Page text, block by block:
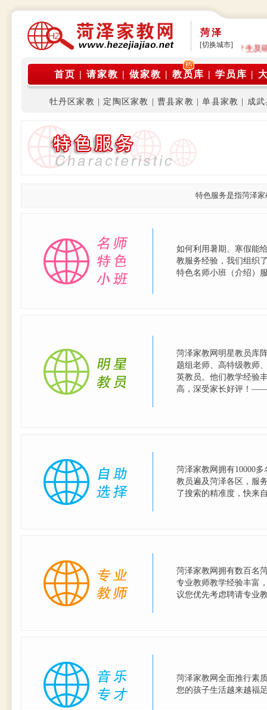
菏泽
[切换城市]
公告: 本平台是由在校大学生家教团体运营，旨为在校大学生及
首页 | 请家教 | 做家教 | 教员库 | 学员库 |
牡丹区家教 定陶区家教 |曹县家教 |单县家教 成
特色服务是指菏泽
如何利用暑期、寒假能
教服务经验，我们组织
特色名师小班（介绍
菏泽家教网明星教员库
题组老师、高特级教师
英教员。他们教学经验
高，深受家长好评！
菏泽家教网拥有10000
教员遍及菏泽各区，服
了搜索的精准度，快来
菏泽家教网拥有数百名
专业教师教学经验丰富
议您优先考虑聘请专
菏泽家教网全面推行素
您的孩子生活越来越福